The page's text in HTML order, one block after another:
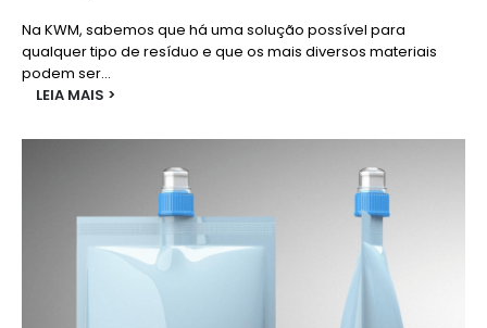
Na KWM, sabemos que há uma solução possível para
qualquer tipo de resíduo e que os mais diversos materiais
podem ser...
LEIA MAIS